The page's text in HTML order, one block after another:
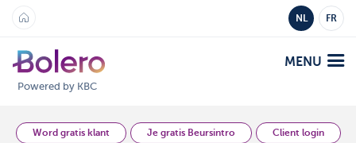
NL FR
Powered by KBC
MENU
Analyse en Inzicht
Word gratis klant Je gratis Beursintro Client login